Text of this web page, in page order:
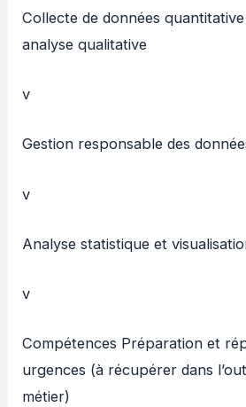
Collecte de données
analyse qualitative
v
Gestion responsable des
v
Analyse statistique et
v
Compétences Préparation et
urgences (à récupérer dans
métier)